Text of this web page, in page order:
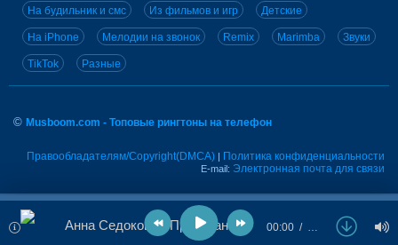
На будильник и смс Из фильмов и игр Детские
На iPhone Мелодии на звонок Remix Marimba Звуки
TikTok Разные
© Musboom.com - Топовые рингтоны на телефон
Правообладателям/Copyright(DMCA) | Политика конфиденциальности
E-mail: Электронная почта для связи
Анна Седокова - Привязана К Тебе 00:00 …